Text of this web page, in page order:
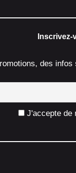
des
J'accepte de